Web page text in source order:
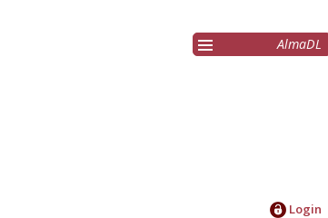
AlmaDL
Login